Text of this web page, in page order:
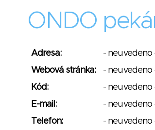
ONDO
Adresa:
- neuvedeno
Webová stránka:
- neuvedeno
Kód:
- neuvedeno
E-mail:
- neuvedeno
Telefon:
- neuvedeno